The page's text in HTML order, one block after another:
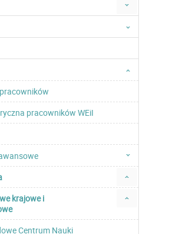
pracowników WEiI
krajowe i
Centrum Nauki